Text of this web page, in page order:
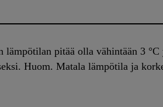
pitää olla vähintään 3
Huom. Matala lämpötila ja